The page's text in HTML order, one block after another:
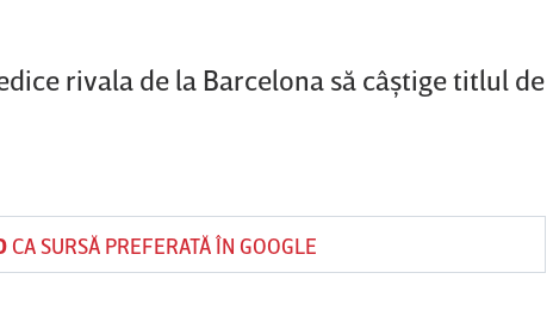
rivala de la Barcelona să câştige titlul de
CA SURSĂ PREFERATĂ ÎN GOOGLE